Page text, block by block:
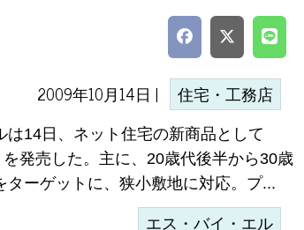
2009年10月14日 | 住宅・工務店
は14日、ネット住宅の新商品として
を発売した。主に、20歳代後半から30歳
ターゲットに、狭小敷地に対応。プ...
エス・バイ・エル